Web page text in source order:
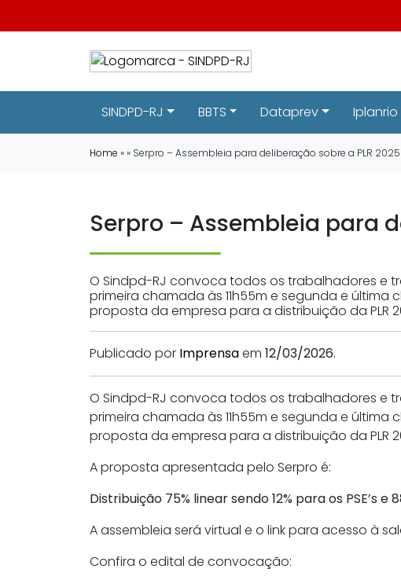
SINDPD-RJ BBTS Dataprev Iplanrio
Home » » Serpro – Assembleia para deliberação sobre a PLR 2025
Serpro – Assembleia para
O Sindpd-RJ convoca todos os trabalhadores e
primeira chamada às 11h55m e segunda e
proposta da empresa para a distribuição da PLR
Publicado por Imprensaem 12/03/2026.
O Sindpd-RJ convoca todos os trabalhadores e
primeira chamada às 11h55m e segunda e
proposta da empresa para a distribuição da PLR
A proposta apresentada pelo Serpro é:
Distribuição 75% linear sendo 12% para os
A assembleia será virtual e o link para acesso à
Confira o edital de convocação: